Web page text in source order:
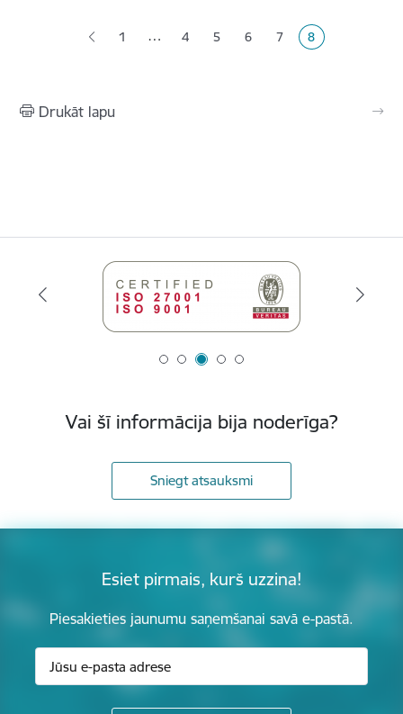
1 … Lapa
4 Lapa
5 Lapa
6 Lapa
7 Pašreizējā lapa
8
Drukāt lapu
Vai šī informācija bija noderīga?
Sniegt atsauksmi
Esiet pirmais, kurš uzzina!
Piesakieties jaunumu saņemšanai savā e-pastā.